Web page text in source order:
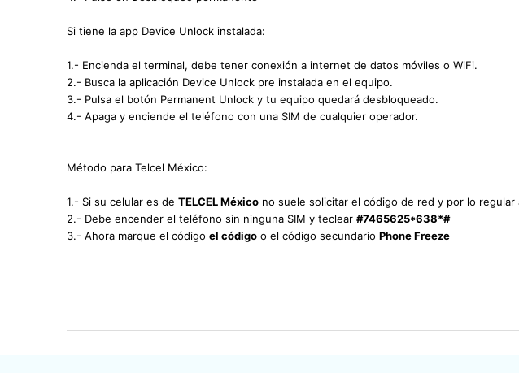
Si tiene la app Device Unlock instalada:
1.- Encienda el terminal, debe tener conexión a internet de datos móviles o WiFi.
2.- Busca la aplicación Device Unlock pre instalada en el equipo.
3.- Pulsa el botón Permanent Unlock y tu equipo quedará desbloqueado.
4.- Apaga y enciende el teléfono con una SIM de cualquier operador.
Método para Telcel México:
1.- Si su celular es de TELCEL México no suele solicitar el código de red y por lo regular
2.- Debe encender el teléfono sin ninguna SIM y teclear #7465625*638*#
3.- Ahora marque el código el código o el código secundario Phone Freeze